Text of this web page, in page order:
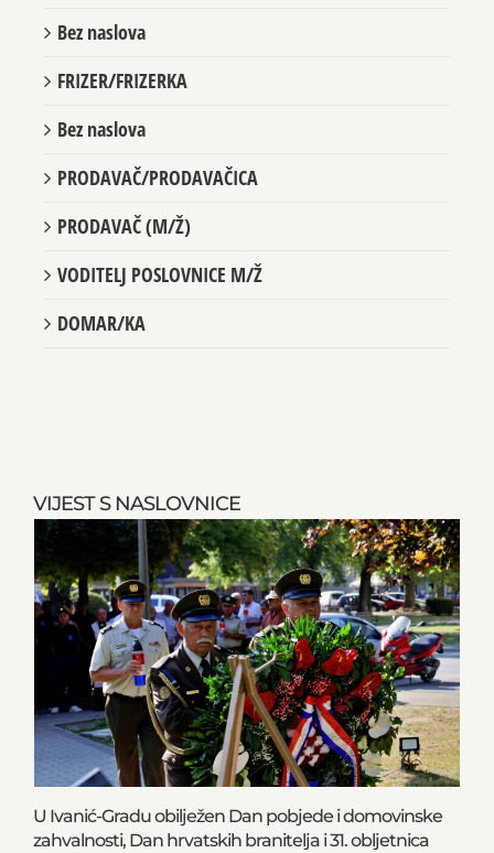
VIJEST S NASLOVNICE
U Ivanić-Gradu obilježen Dan pobjede i domovinske
zahvalnosti, Dan hrvatskih branitelja i 31. obljetnica
Bez naslova
FRIZER/FRIZERKA
Bez naslova
PRODAVAČ/PRODAVAČICA
PRODAVAČ (M/Ž)
VODITELJ POSLOVNICE M/Ž
DOMAR/KA